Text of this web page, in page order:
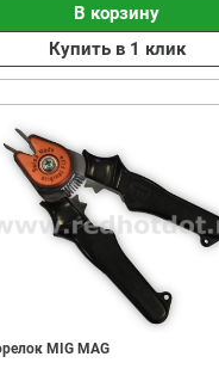
В корзину
Купить в 1 клик
MIG MAG